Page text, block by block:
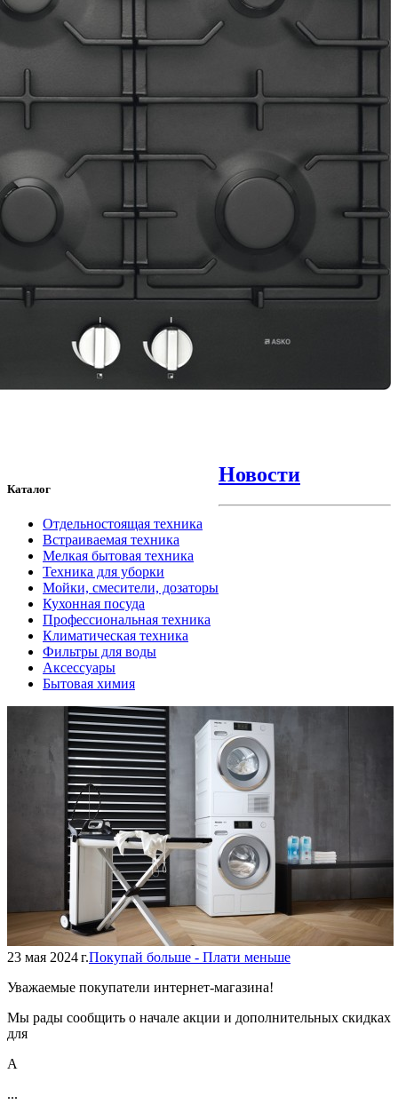
Каталог
Отдельностоящая техника
Встраиваемая техника
Мелкая бытовая техника
Техника для уборки
Мойки, смесители, дозаторы
Кухонная посуда
Профессиональная техника
Климатическая техника
Фильтры для воды
Аксессуары
Бытовая химия
Новости
23 мая 2024 г.Покупай больше - Плати меньше
Уважаемые покупатели интернет-магазина!
Мы рады сообщить о начале акции и дополнительных скидках
для
А
...